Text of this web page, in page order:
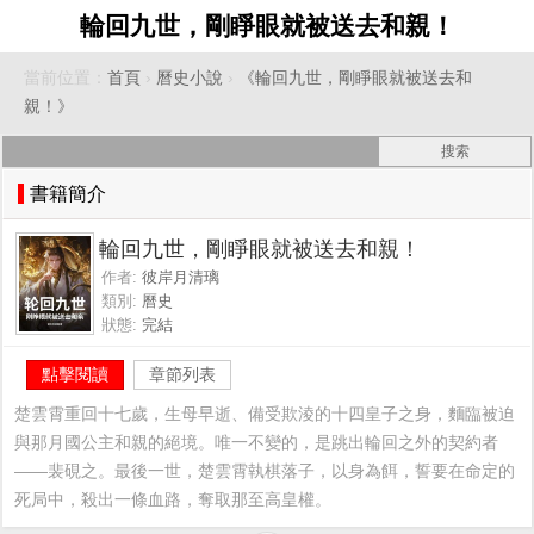
輪回九世，剛睜眼就被送去和親！
當前位置： 首頁 › 曆史小說 ›
《輪回九世，剛睜眼就被送去和
親！》
書籍簡介
輪回九世，剛睜眼就被送去和親！
作者: 彼岸月清璃
類別: 曆史
狀態: 完結
點擊閱讀 章節列表
楚雲霄重回十七歲，生母早逝、備受欺淩的十四皇子之身，麵臨被迫
與那月國公主和親的絕境。唯一不變的，是跳出輪回之外的契約者
——裴硯之。最後一世，楚雲霄執棋落子，以身為餌，誓要在命定的
死局中，殺出一條血路，奪取那至高皇權。